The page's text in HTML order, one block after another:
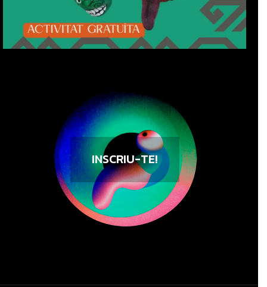
INSCRIU-TE!